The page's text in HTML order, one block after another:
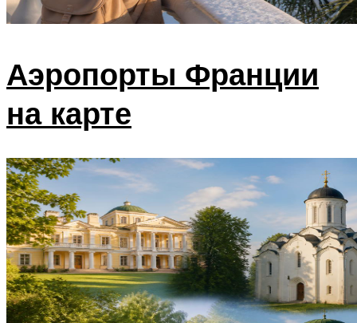
Аэропорты Франции
на карте